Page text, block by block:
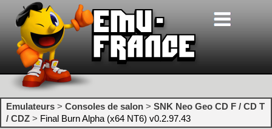
Emulateurs > Consoles de salon > SNK Neo Geo CD F / CD T
/ CDZ > Final Burn Alpha (x64 NT6) v0.2.97.43